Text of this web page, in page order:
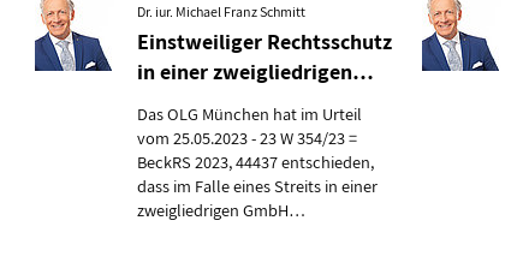
Dr. iur. Michael Franz Schmitt
Einstweiliger Rechtsschutz
in einer zweigliedrigen…
Das OLG München hat im Urteil
vom 25.05.2023 - 23 W 354/23 =
BeckRS 2023, 44437 entschieden,
dass im Falle eines Streits in einer
zweigliedrigen GmbH…